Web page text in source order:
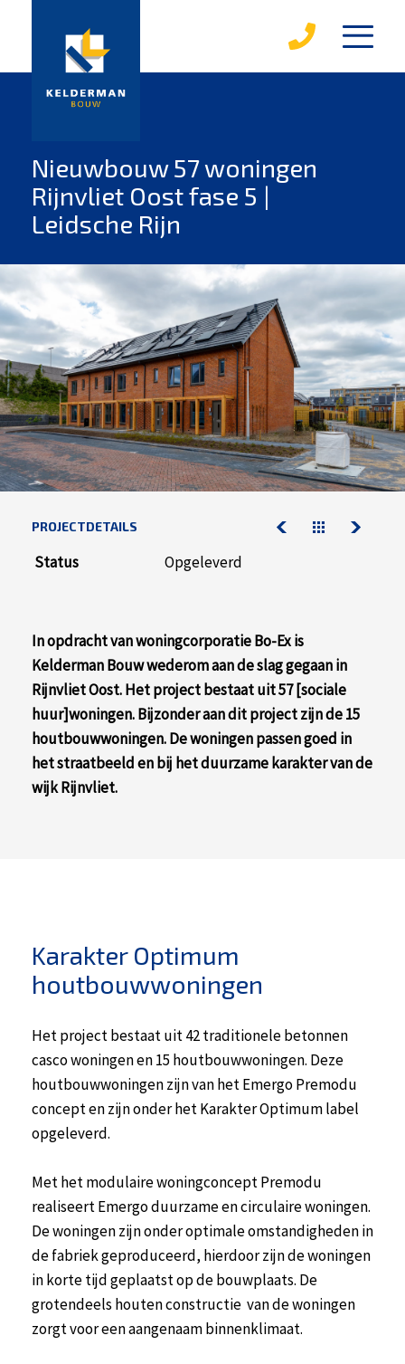
nazorg & service
werken bij kelderman
diensten
over kelderman
medewerkers
werken bij kelderman
mvo
leerbedrijf
magazines
projecten
contact
werken bij kelderman
nazorg & service
Nieuwbouw 57 woningen
Rijnvliet Oost fase 5 |
Leidsche Rijn
In opdracht van woningcorporatie Bo-Ex is
Kelderman Bouw wederom aan de slag gegaan in
Rijnvliet Oost. Het project bestaat uit 57 [sociale
huur]woningen. Bijzonder aan dit project zijn de 15
houtbouwwoningen. De woningen passen goed in
het straatbeeld en bij het duurzame karakter van de
wijk Rijnvliet.
PROJECTDETAILS
Status Opgeleverd
Karakter Optimum
houtbouwwoningen
Het project bestaat uit 42 traditionele betonnen
casco woningen en 15 houtbouwwoningen. Deze
houtbouwwoningen zijn van het Emergo Premodu
concept en zijn onder het Karakter Optimum label
opgeleverd.
Met het modulaire woningconcept Premodu
realiseert Emergo duurzame en circulaire woningen.
De woningen zijn onder optimale omstandigheden in
de fabriek geproduceerd, hierdoor zijn de woningen
in korte tijd geplaatst op de bouwplaats. De
grotendeels houten constructie van de woningen
zorgt voor een aangenaam binnenklimaat.